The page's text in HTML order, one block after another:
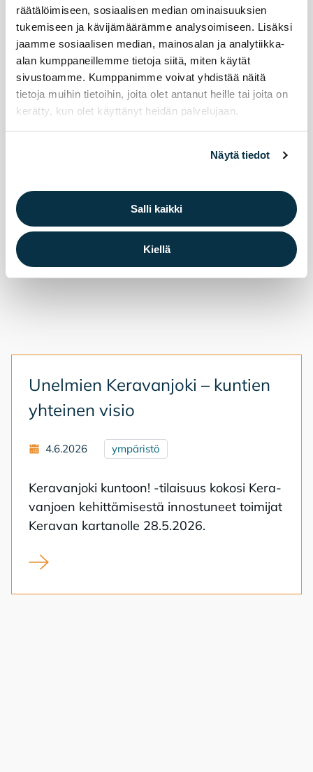
räätälöimiseen, sosiaalisen median ominaisuuksien
tukemiseen ja kävijämäärämme analysoimiseen. Lisäksi
jaamme sosiaalisen median, mainosalan ja analytiikka-
alan kumppaneillemme tietoja siitä, miten käytät
sivustoamme. Kumppanimme voivat yhdistää näitä
tietoja muihin tietoihin, joita olet antanut heille tai joita on
kerätty, kun olet käyttänyt heidän palvelujaan.
Näytä tiedot
Salli kaikki
Kiellä
5.6.2026 ympäristö
Mänt­sä­lä saa­vut­ti ener­gia­te­hok­kuus­so­pi­
muk­sen sääs­tö­ta­voit­teen­sa ja ylit­ti sen.
Mäntsälä säästi energiaa yli tavoitteen – pienillä ja
Unel­mien Ke­ra­van­jo­ki – kun­tien
yh­tei­nen vi­sio
4.6.2026 ympäristö
Ke­ra­van­jo­ki kun­toon! -ti­lai­suus ko­ko­si Ke­ra­
van­joen ke­hit­tä­mi­ses­tä in­nos­tu­neet toi­mi­jat
Ke­ra­van kar­ta­nol­le 28.5.2026.
Unelmien Keravanjoki – kuntien yhteinen visio